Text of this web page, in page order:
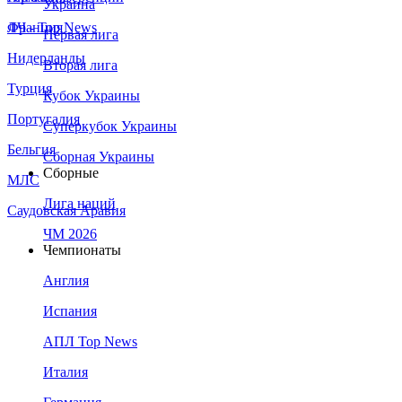
Франция
Нидерланды
Турция
Португалия
Бельгия
МЛС
Саудовская Аравия
ЛЧ - Top News
Украина
Первая лига
Вторая лига
Кубок Украины
Суперкубок Украины
Сборная Украины
Сборные
Лига наций
ЧМ 2026
Чемпионаты
Англия
Испания
АПЛ Top News
Италия